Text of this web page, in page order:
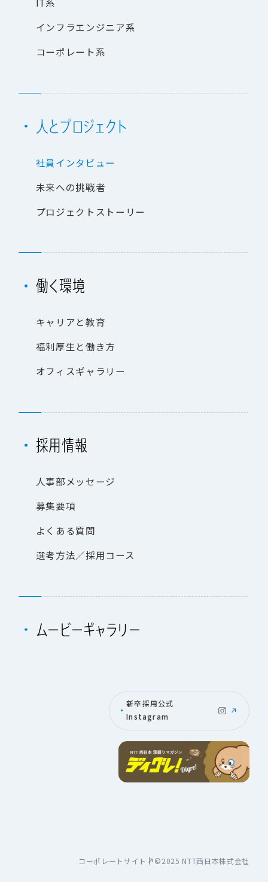
イ ンフ ラエ ンジニ ア系
コーポ レー ト系
人 とプロジェク ト
社員 イ ンタ ビ ュー
未来への挑戦者
プロジ ェ ク ト ス ト ー リー
働く環境
キャ リ アと教育
福利厚生 と働き方
オフィ スギャ ラ リ ー
採用 情報
人事部 メ ッ セージ
募集要項
よ く あ る質問
選考方法／採用コース
ムー ビーギャラリ ー
新卒採用公式
Instagram
コーポレートサイト ©2025 NTT西日本株式会社